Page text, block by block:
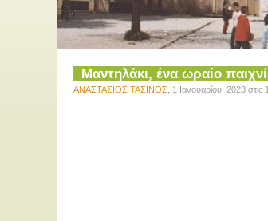
Μαντηλάκι, ένα ωραίο
ΑΝΑΣΤΑΣΙΟΣ ΤΑΣΙΝΟΣ , 1 Ιανουαρίου, 2023